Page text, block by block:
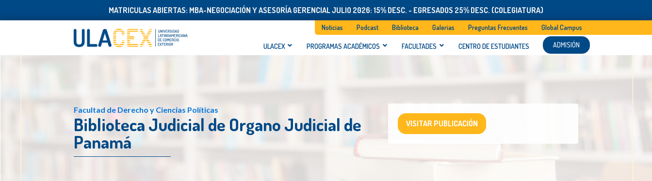
MATRICULAS ABIERTAS: MBA-NEGOCIACIÓN Y ASESORÍA GERENCIAL JULIO 2026: 15% DESC. - EGRESADOS 25% DESC. (COLEGIATURA)
Noticias Podcast Biblioteca Galerias Preguntas Frecuentes Global Campus
ULACEX PROGRAMAS ACADÉMICOS FACULTADES CENTRO DE ESTUDIANTES ADMISIÓN
Facultad de Derecho y Ciencias Políticas
Biblioteca Judicial de Organo Judicial de
Panamá
VISITAR PUBLICACIÓN